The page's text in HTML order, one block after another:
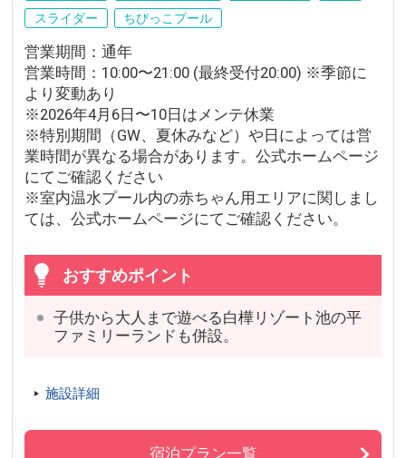
スライダー
ちびっこプール
営業期間：通年
営業時間：10:00〜21:00 (最終受付20:00) ※季節に
より変動あり
※2026年4月6日〜10日はメンテ休業
※特別期間（GW、夏休みなど）や日によっては営
業時間が異なる場合があります。公式ホームページ
にてご確認ください
※室内温水プール内の赤ちゃん用エリアに関しまし
ては、公式ホームページにてご確認ください。
おすすめポイント
子供から大人まで遊べる白樺リゾート池の平
ファミリーランドも併設。
施設詳細
宿泊プラン一覧